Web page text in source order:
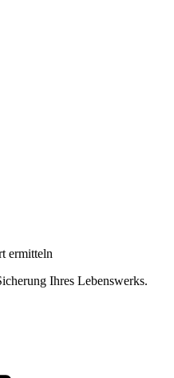
ermitteln
Ihres Lebenswerks.